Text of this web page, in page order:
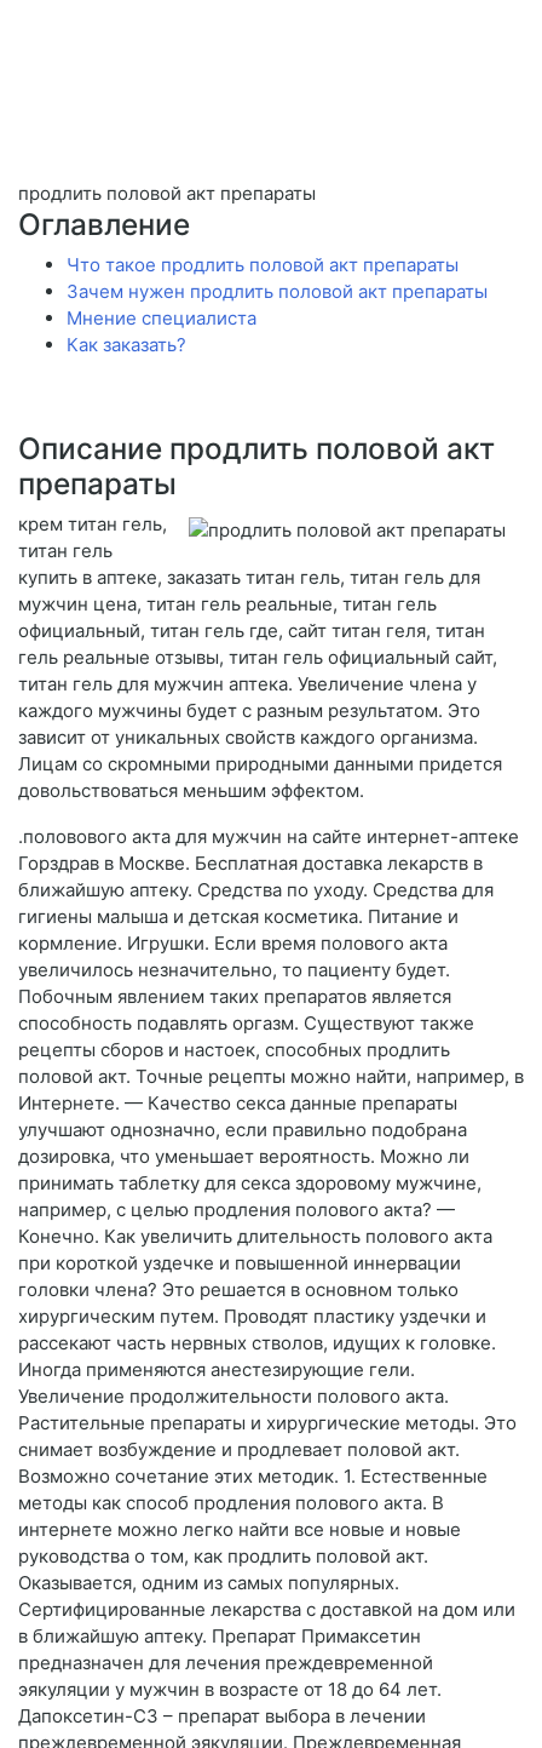
продлить половой акт препараты
Оглавление
Что такое продлить половой акт препараты
Зачем нужен продлить половой акт препараты
Мнение специалиста
Как заказать?
Описание продлить половой акт
препараты
крем титан гель,
титан гель
купить в аптеке, заказать титан гель, титан гель для
мужчин цена, титан гель реальные, титан гель
официальный, титан гель где, сайт титан геля, титан
гель реальные отзывы, титан гель официальный сайт,
титан гель для мужчин аптека. Увеличение члена у
каждого мужчины будет с разным результатом. Это
зависит от уникальных свойств каждого организма.
Лицам со скромными природными данными придется
довольствоваться меньшим эффектом.
.половового акта для мужчин на сайте интернет-аптеке
Горздрав в Москве. Бесплатная доставка лекарств в
ближайшую аптеку. Средства по уходу. Средства для
гигиены малыша и детская косметика. Питание и
кормление. Игрушки. Если время полового акта
увеличилось незначительно, то пациенту будет.
Побочным явлением таких препаратов является
способность подавлять оргазм. Существуют также
рецепты сборов и настоек, способных продлить
половой акт. Точные рецепты можно найти, например, в
Интернете. — Качество секса данные препараты
улучшают однозначно, если правильно подобрана
дозировка, что уменьшает вероятность. Можно ли
принимать таблетку для секса здоровому мужчине,
например, с целью продления полового акта? —
Конечно. Как увеличить длительность полового акта
при короткой уздечке и повышенной иннервации
головки члена? Это решается в основном только
хирургическим путем. Проводят пластику уздечки и
рассекают часть нервных стволов, идущих к головке.
Иногда применяются анестезирующие гели.
Увеличение продолжительности полового акта.
Растительные препараты и хирургические методы. Это
снимает возбуждение и продлевает половой акт.
Возможно сочетание этих методик. 1. Естественные
методы как способ продления полового акта. В
интернете можно легко найти все новые и новые
руководства о том, как продлить половой акт.
Оказывается, одним из самых популярных.
Сертифицированные лекарства с доставкой на дом или
в ближайшую аптеку. Препарат Примаксетин
предназначен для лечения преждевременной
эякуляции у мужчин в возрасте от 18 до 64 лет.
Дапоксетин-СЗ – препарат выбора в лечении
преждевременной эякуляции. Преждевременная